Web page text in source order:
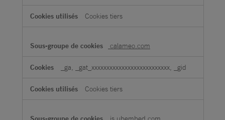
Cookies tiers
calameo.com
_ga, _gat_xxxxxxxxxxxxxxxxxxxxxxxxxx, _gid
Cookies tiers